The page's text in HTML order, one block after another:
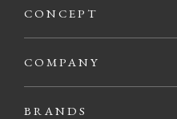
CONCEPT
COMPANY
BRANDS